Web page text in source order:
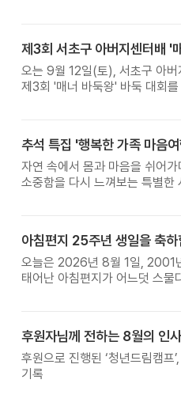
오는 9월 12일(토), 서초구 아버
제3회 '매너 바둑왕' 바둑 대회
추석 특집 '행복한 가족 마음
자연 속에서 몸과 마음을 쉬어가
소중함을 다시 느껴보는 특별한
아침편지 25주년 생일을 축하
오늘은 2026년 8월 1일, 2001
태어난 아침편지가 어느덧 스물
후원자님께 전하는 8월의 인사
후원으로 진행된 ‘청년드림캠프
기록